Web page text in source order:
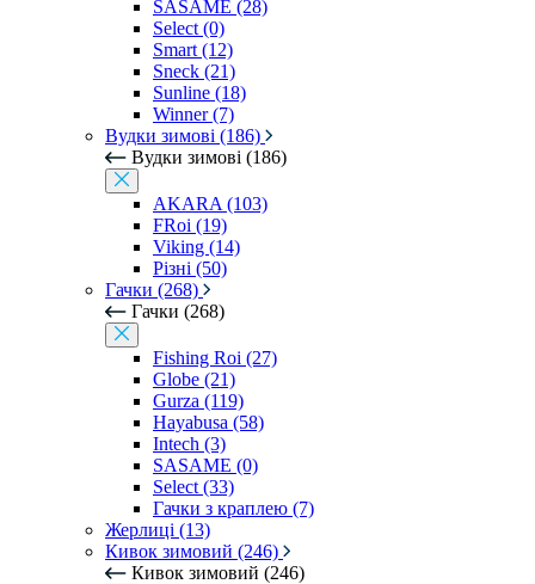
SASAME (28)
Select (0)
Smart (12)
Sneck (21)
Sunline (18)
Winner (7)
Вудки зимові (186)
Вудки зимові (186)
AKARA (103)
FRoi (19)
Viking (14)
Різні (50)
Гачки (268)
Гачки (268)
Fishing Roi (27)
Globe (21)
Gurza (119)
Hayabusa (58)
Intech (3)
SASAME (0)
Select (33)
Гачки з краплею (7)
Жерлиці (13)
Кивок зимовий (246)
Кивок зимовий (246)